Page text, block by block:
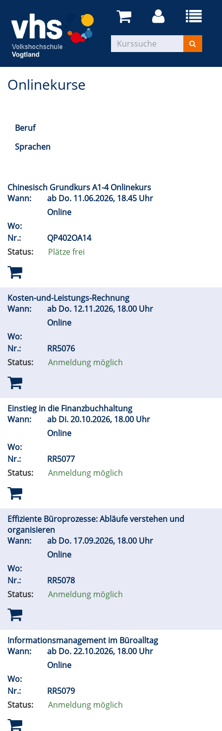
Onlinekurse
Beruf
Sprachen
Chinesisch Grundkurs A1-4 Onlinekurs
Wann:
ab Do. 11.06.2026, 18.45 Uhr
Online
Wo:
Nr.:
QP402OA14
Status:
Plätze frei
Kosten-und-Leistungs-Rechnung
Wann:
ab Do. 12.11.2026, 18.00 Uhr
Online
Wo:
Nr.:
RR5076
Status:
Anmeldung möglich
Einstieg in die Finanzbuchhaltung
Wann:
ab Di.20.10.2026, 18.00 Uhr
Online
Wo:
Nr.:
RR5077
Status:
Anmeldung möglich
Effiziente Büroprozesse: Abläufe verstehen und
organisieren
Wann:
ab Do. 17.09.2026, 18.00 Uhr
Online
Wo:
Nr.:
RR5078
Status:
Anmeldung möglich
Informationsmanagement im Büroalltag
Wann:
ab Do.22.10.2026, 18.00 Uhr
Online
Wo:
Nr.:
RR5079
Status:
Anmeldung möglich